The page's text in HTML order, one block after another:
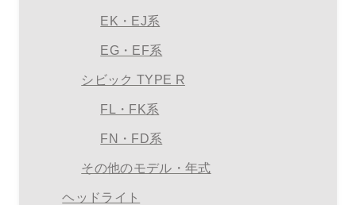
EK・EJ系
EG・EF系
シビック TYPE R
FL・FK系
FN・FD系
その他のモデル・年式
ヘッドライト